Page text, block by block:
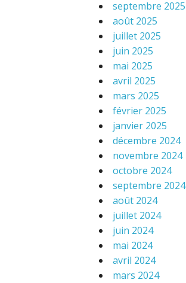
septembre 2025
août 2025
juillet 2025
juin 2025
mai 2025
avril 2025
mars 2025
février 2025
janvier 2025
décembre 2024
novembre 2024
octobre 2024
septembre 2024
août 2024
juillet 2024
juin 2024
mai 2024
avril 2024
mars 2024